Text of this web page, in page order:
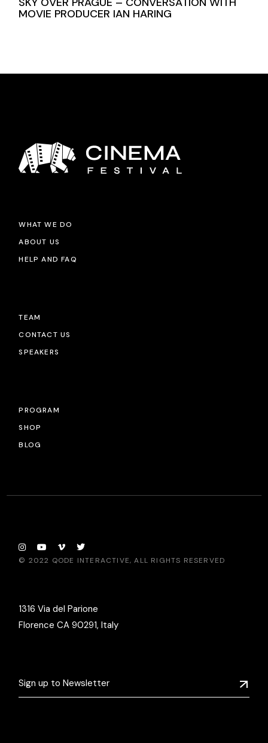
MOVIE PRODUCER IAN HARING
WHAT WE DO
ABOUT US
HELP AND FAQ
TEAM
CONTACT US
SPEAKERS
PROGRAM
SHOP
BLOG
© 2022 QODE INTERACTIVE, ALL RIGHTS RESERVED
1316 Via del Parione
Florence CA 90291, Italy